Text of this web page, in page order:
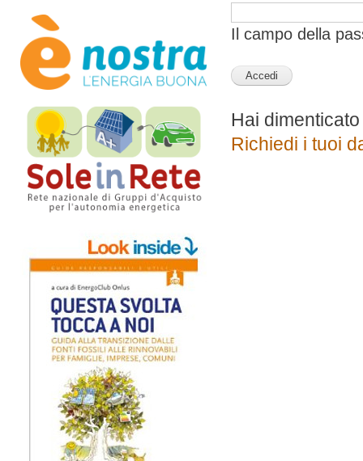
Il campo della
Hai
Richiedi i tuoi